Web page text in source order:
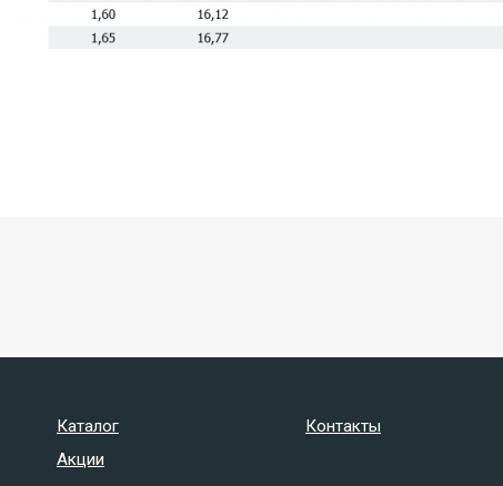
Каталог
Акции
Контакты